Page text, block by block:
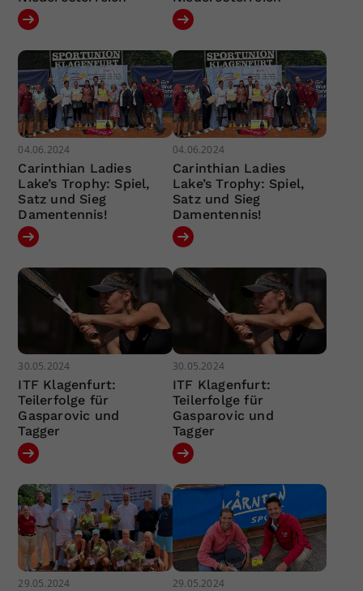
04.06.2024
Carinthian Ladies
Lake’s Trophy: Spiel,
Satz und Sieg
Damentennis!
04.06.2024
Carinthian Ladies
Lake’s Trophy: Spiel,
Satz und Sieg
Damentennis!
30.05.2024
ITF Klagenfurt:
Teilerfolge für
Gasparovic und
Tagger
30.05.2024
ITF Klagenfurt:
Teilerfolge für
Gasparovic und
Tagger
29.05.2024 29.05.2024